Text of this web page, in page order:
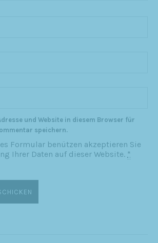
und Website in diesem Browser für
speichern.
Formular benützen akzeptieren Sie
Ihrer Daten auf dieser Website. *